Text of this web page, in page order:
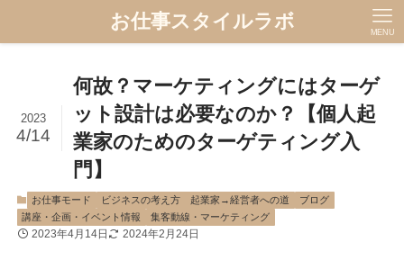
お仕事スタイルラボ MENU
何故？マーケティングにはターゲ
ット設計は必要なのか？【個人起
業家のためのターゲティング入
門】
2023
4/14
お仕事モード ビジネスの考え方 起業家→経営者への道
ブログ
講座・企画・イベント情報
集客動線・マーケティング
2023年4月14日 2024年2月24日